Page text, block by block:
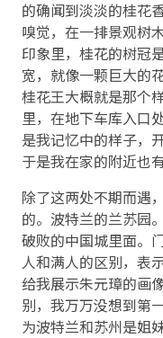
的确闻到淡淡的桂花
嗅觉，在一排景观树
印象里，桂花的树冠
宽，就像一颗巨大的
桂花王大概就是那个
里，在地下车库入口
是我记忆中的样子，
于是我在家的附近也
除了这两处不期而遇
的。波特兰的兰苏园
破败的中国城里面。
人和满人的区别，表
给我展示朱元璋的画
别，我万万没想到第
为波特兰和苏州是姐